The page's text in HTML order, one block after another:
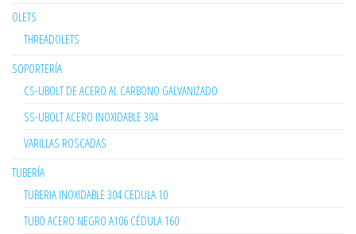
OLETS
THREADOLETS
SOPORTERÍA
CS-UBOLT DE ACERO AL CARBONO GALVANIZADO
SS-UBOLT ACERO INOXIDABLE 304
VARILLAS ROSCADAS
TUBERÍA
TUBERIA INOXIDABLE 304 CEDULA 10
TUBO ACERO NEGRO A106 CÉDULA 160